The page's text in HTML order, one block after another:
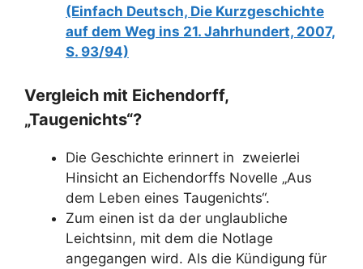
(Einfach Deutsch, Die Kurzgeschichte
auf dem Weg ins 21. Jahrhundert, 2007,
S. 93/94)
Vergleich mit Eichendorff,
„Taugenichts“?
Die Geschichte erinnert in zweierlei
Hinsicht an Eichendorffs Novelle „Aus
dem Leben eines Taugenichts“.
Zum einen ist da der unglaubliche
Leichtsinn, mit dem die Notlage
angegangen wird. Als die Kündigung für